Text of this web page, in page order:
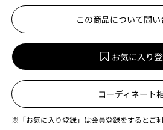
この商品について問い
お気に入り
コーディネート
※「お気に入り登録」は会員登録をするとご利